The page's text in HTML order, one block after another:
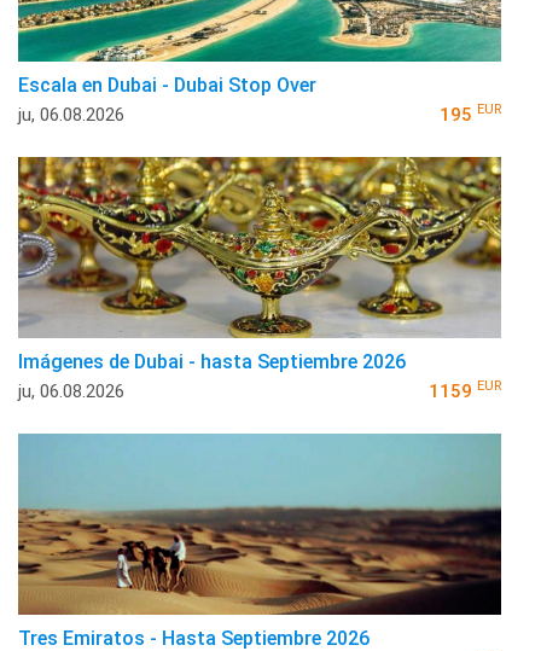
Escala en Dubai - Dubai Stop Over
ju, 06.08.2026 195 EUR
Imágenes de Dubai - hasta Septiembre 2026
ju, 06.08.2026 1159 EUR
Tres Emiratos - Hasta Septiembre 2026